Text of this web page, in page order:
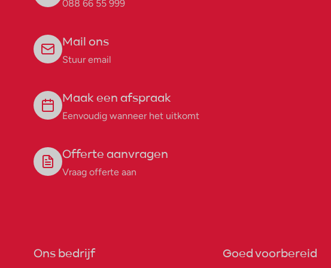
088 66 55 999
Mail ons
Stuur email
Maak een afspraak
Eenvoudig wanneer het uitkomt
Offerte aanvragen
Vraag offerte aan
Ons bedrijf Goed voorbereid